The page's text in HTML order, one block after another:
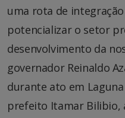
uma rota de
potencializar o setor
desenvolvimento da
governador Reinaldo
durante ato em Laguna
prefeito Itamar Bilibio,